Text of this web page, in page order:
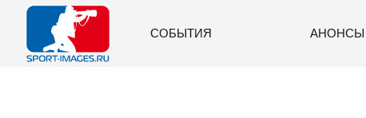
СОБЫТИЯ АНОНСЫ